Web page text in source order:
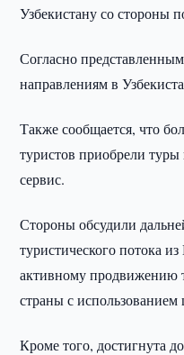
Узбекистану со стороны
Согласно
направлениям в
Также сообщается, что
туристов приобрели
сервис.
Стороны обсудили
туристического потока
активному продвижению
страны с
Кроме того, достигнута